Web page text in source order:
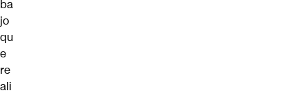
ba
jo
qu
e
re
ali